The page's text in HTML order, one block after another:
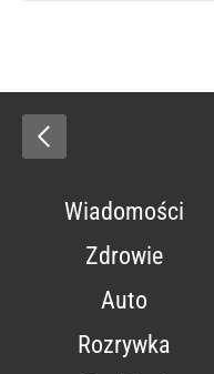
Wiadomości
Zdrowie
Auto
Rozrywka